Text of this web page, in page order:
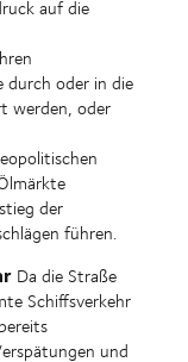
auf die
durch oder in die
werden, oder
der
führen.
Da die Straße
Schiffsverkehr
und